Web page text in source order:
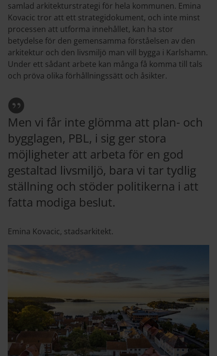
samlad arkitekturstrategi för hela kommunen. Emina
Kovacic tror att ett strategidokument, och inte minst
processen att utforma innehållet, kan ha stor
betydelse för den gemensamma förståelsen av den
arkitektur och den livsmiljö man vill bygga i Karlshamn.
Under ett sådant arbete kan många få komma till tals
och pröva olika förhållningssätt och åsikter.
Men vi får inte glömma att plan- och
bygglagen, PBL, i sig ger stora
möjligheter att arbeta för en god
gestaltad livsmiljö, bara vi tar tydlig
ställning och stöder politikerna i att
fatta modiga beslut.
Emina Kovacic, stadsarkitekt.